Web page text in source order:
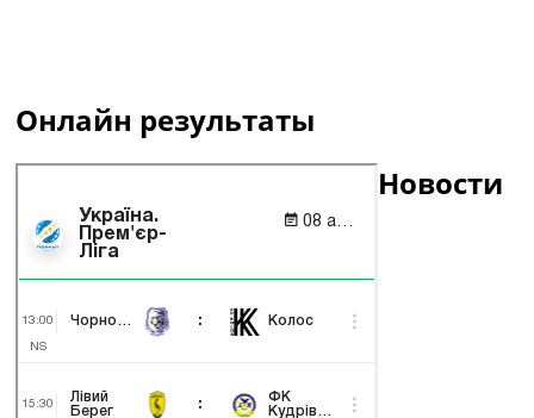
Онлайн результаты
Новости